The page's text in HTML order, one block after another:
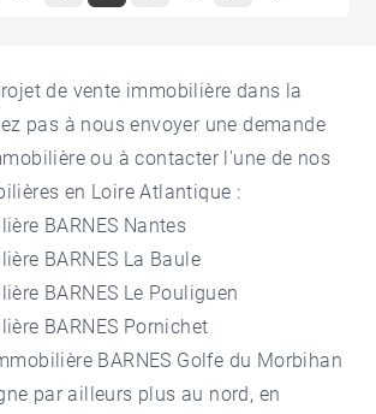
de vente immobilière dans la
pas à nous envoyer une demande
ou à contacter l'une de nos
en Loire Atlantique :
BARNES Nantes
BARNES La Baule
BARNES Le Pouliguen
BARNES Pornichet
BARNES Golfe du Morbihan
par ailleurs plus au nord, en